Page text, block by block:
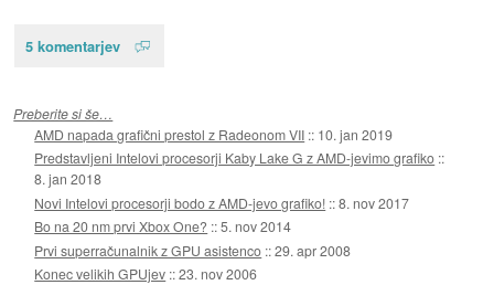
5 komentarjev
Preberite si še…
AMD napada grafični prestol z Radeonom VII :: 10. jan 2019
Predstavljeni Intelovi procesorji Kaby Lake G z AMD-jevimo grafiko ::
8. jan 2018
Novi Intelovi procesorji bodo z AMD-jevo grafiko! ::8. nov 2017
Bo na 20 nm prvi Xbox One? ::5. nov 2014
Prvi superračunalnik z GPU asistenco ::29. apr 2008
Konec velikih GPUjev ::23. nov 2006